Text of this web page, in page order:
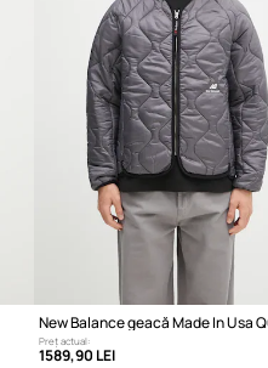
Preț actual:
1589,90 LEI